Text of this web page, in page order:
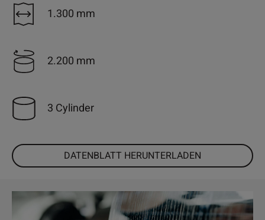
1.300 mm
2.200 mm
3 Cylinder
DATENBLATT HERUNTERLADEN